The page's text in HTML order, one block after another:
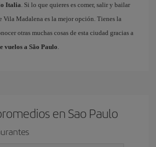
Italia . Si lo que quieres es comer, salir y bailar
Vila Madalena es la mejor opción. Tienes la
otras muchas cosas de esta ciudad gracias a
vuelos a São Paulo
en Sao Paulo